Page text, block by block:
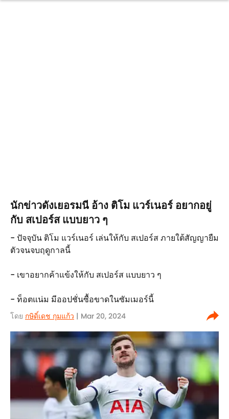
นักข่าวดังเยอรมนี อ้าง ติโม แวร์เนอร์ อยากอยู่
กับ สเปอร์ส แบบยาว ๆ
- ปัจจุบัน ติโม แวร์เนอร์ เล่นให้กับ สเปอร์ส ภายใต้สัญญายืม
ตัวจนจบฤดูกาลนี้
- เขาอยากค้าแข้งให้กับ สเปอร์ส แบบยาว ๆ
- ท็อตแน่ม มีออปชั่นซื้อขาดในซัมเมอร์นี้
โดย กษิดิ์เดช กุมแก้ว | Mar 20, 2024